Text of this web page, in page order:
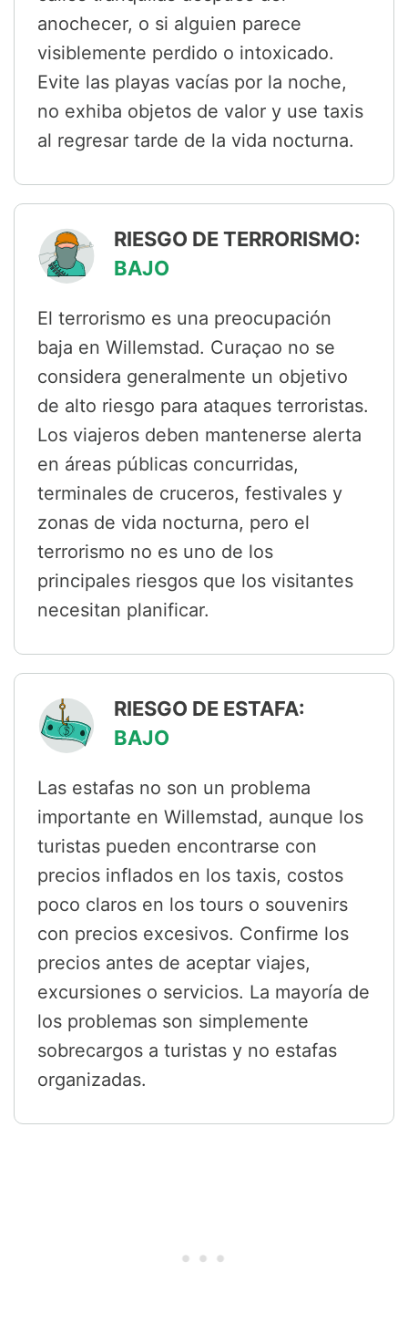
anochecer, o si alguien parece
visiblemente perdido o intoxicado.
Evite las playas vacías por la noche,
no exhiba objetos de valor y use taxis
al regresar tarde de la vida nocturna.
RIESGO DE TERRORISMO:
BAJO
El terrorismo es una preocupación
baja en Willemstad. Curaçao no se
considera generalmente un objetivo
de alto riesgo para ataques terroristas.
Los viajeros deben mantenerse alerta
en áreas públicas concurridas,
terminales de cruceros, festivales y
zonas de vida nocturna, pero el
terrorismo no es uno de los
principales riesgos que los visitantes
necesitan planificar.
RIESGO DE ESTAFA:
BAJO
Las estafas no son un problema
importante en Willemstad, aunque los
turistas pueden encontrarse con
precios inflados en los taxis, costos
poco claros en los tours o souvenirs
con precios excesivos. Confirme los
precios antes de aceptar viajes,
excursiones o servicios. La mayoría de
los problemas son simplemente
sobrecargos a turistas y no estafas
organizadas.